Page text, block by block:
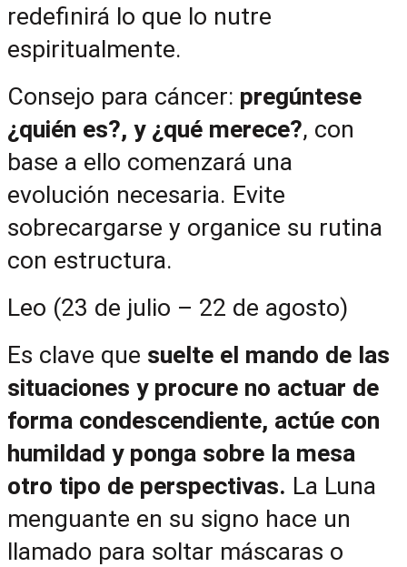
redefinirá lo que lo nutre
espiritualmente.
Consejo para cáncer: pregúntese
¿quién es?, y ¿qué merece?, con
base a ello comenzará una
evolución necesaria. Evite
sobrecargarse y organice su rutina
con estructura.
Leo (23 de julio – 22 de agosto)
Es clave que suelte el mando de las
situaciones y procure no actuar de
forma condescendiente, actúe con
humildad y ponga sobre la mesa
otro tipo de perspectivas. La Luna
menguante en su signo hace un
llamado para soltar máscaras o